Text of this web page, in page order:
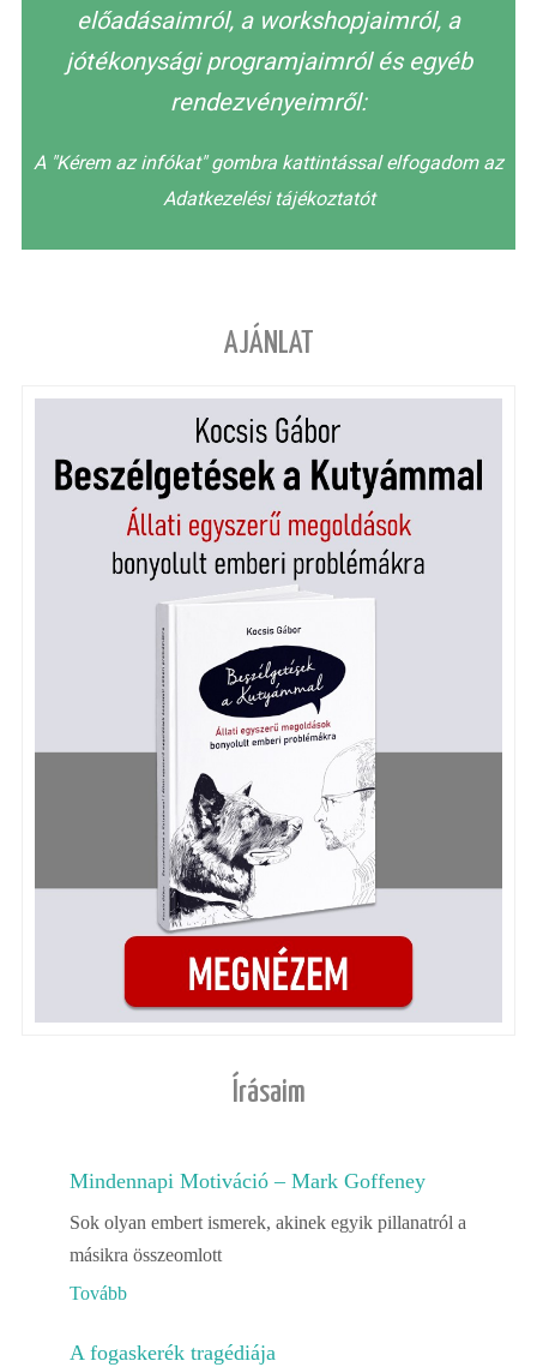
előadásaimról, a workshopjaimról, a
jótékonysági programjaimról és egyéb
rendezvényeimről:
A "Kérem az infókat" gombra kattintással elfogadom az
Adatkezelési tájékoztatót
AJÁNLAT
Írásaim
Mindennapi Motiváció – Mark Goffeney
Sok olyan embert ismerek, akinek egyik pillanatról a
másikra összeomlott
Tovább
A fogaskerék tragédiája